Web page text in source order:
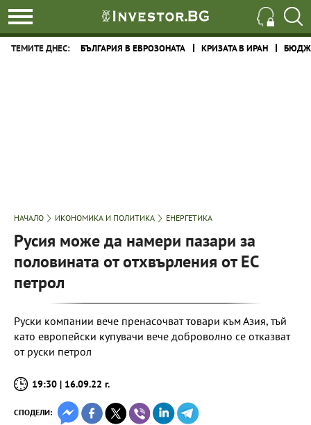
ТЕМИТЕ ДНЕС: БЪЛГАРИЯ В ЕВРОЗОНАТА КРИЗАТА В ИРАН
НАЧАЛО ИКОНОМИКА И ПОЛИТИКА ЕНЕРГЕТИКА
Русия може да намери пазари за
половината от отхвърления от ЕС
петрол
Руски компании вече пренасочват товари към Азия, тъй
като европейски купувачи вече доброволно се отказват
от руски петрол
19:30 | 16.09.22 г.
СПОДЕЛИ: